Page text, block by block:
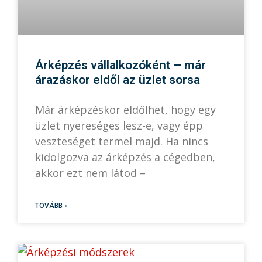
Árképzés vállalkozóként – már
árazáskor eldől az üzlet sorsa
Már árképzéskor eldőlhet, hogy egy
üzlet nyereséges lesz-e, vagy épp
veszteséget termel majd. Ha nincs
kidolgozva az árképzés a cégedben,
akkor ezt nem látod –
TOVÁBB »